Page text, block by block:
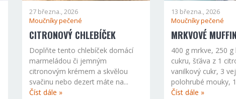
27 března., 2026
Moučníky pečené
CITRONOVÝ CHLEBÍČEK
Doplňte tento chlebíček domácí
marmeládou či jemným
citronovým krémem a skvělou
svačinu nebo dezert máte na...
Číst dále »
13 března., 2026
Moučníky pečené
MRKVOVÉ
400 g mrkve, 250
cukru, šťáva z 1
vanilkový cukr, 3
polohrubé mouky,
Číst dále »